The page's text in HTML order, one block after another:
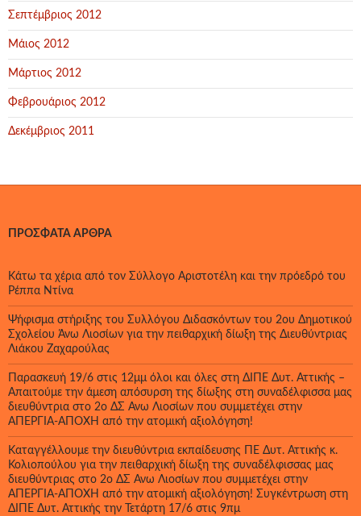
Σεπτέμβριος 2012
Μάιος 2012
Μάρτιος 2012
Φεβρουάριος 2012
Δεκέμβριος 2011
ΠΡΌΣΦΑΤΑ ΆΡΘΡΑ
Κάτω τα χέρια από τον Σύλλογο Αριστοτέλη και την πρόεδρό του
Ρέππα Ντίνα
Ψήφισμα στήριξης του Συλλόγου Διδασκόντων του 2ου Δημοτικού
Σχολείου Άνω Λιοσίων για την πειθαρχική δίωξη της Διευθύντριας
Λιάκου Ζαχαρούλας
Παρασκευή 19/6 στις 12μμ όλοι και όλες στη ΔΙΠΕ Δυτ. Αττικής –
Απαιτούμε την άμεση απόσυρση της δίωξης στη συναδέλφισσα μας
διευθύντρια στο 2ο ΔΣ Άνω Λιοσίων που συμμετέχει στην
ΑΠΕΡΓΙΑ-ΑΠΟΧΗ από την ατομική αξιολόγηση!
Καταγγέλλουμε την διευθύντρια εκπαίδευσης ΠΕ Δυτ. Αττικής κ.
Κολιοπούλου για την πειθαρχική δίωξη της συναδέλφισσας μας
διευθύντριας στο 2ο ΔΣ Άνω Λιοσίων που συμμετέχει στην
ΑΠΕΡΓΙΑ-ΑΠΟΧΗ από την ατομική αξιολόγηση! Συγκέντρωση στη
ΔΙΠΕ Δυτ. Αττικής την Τετάρτη 17/6 στις 9πμ